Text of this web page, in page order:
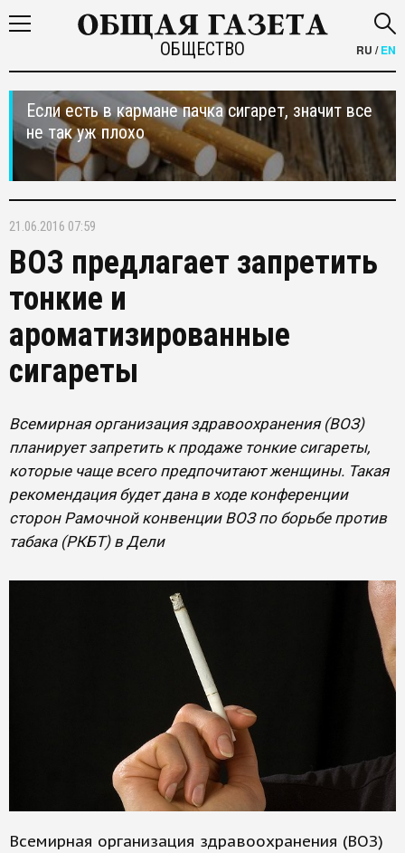
ОБЩЕСТВО RU /EN
Если есть в кармане пачка сигарет, значит все
не так уж плохо
21.06.2016 07:59
ВОЗ предлагает запретить
тонкие и
ароматизированные
сигареты
Всемирная организация здравоохранения (ВОЗ)
планирует запретить к продаже тонкие сигареты,
которые чаще всего предпочитают женщины. Такая
рекомендация будет дана в ходе конференции
сторон Рамочной конвенции ВОЗ по борьбе против
табака (РКБТ) в Дели
Всемирная организация здравоохранения (ВОЗ)